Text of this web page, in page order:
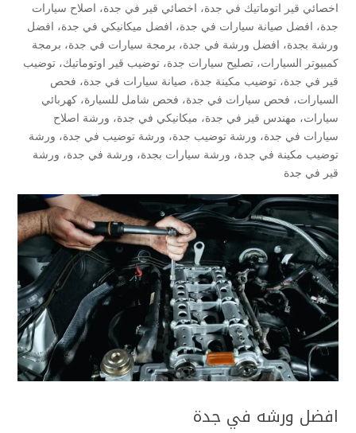
اخصائي قير اتوماتيك في جدة، اخصائي قير في جدة، اصلاح سيارات
جدة، افضل صيانة سيارات في جدة، افضل ميكانيكي في جدة، افضل
ورشة بجدة، افضل ورشة في جدة، برمجة سيارات في جدة، برمجة
كمبيوتر السيارات، تصليح سيارات جدة، توضيب قير اوتوماتيك، توضيب
قير في جدة، توضيب مكينة جدة، صيانة سيارات في جدة، فحص
السيارات، فحص سيارات في جدة، فحص شامل للسيارة، كهربائي
سيارات، مهندس قير في جدة، ميكانيكي في جدة، ورشة اصلاح
سيارات في جدة، ورشة توضيب جدة، ورشة توضيب في جدة، ورشة
توضيب مكينة في جدة، ورشة سيارات بجدة، ورشة في جدة، ورشة
قير في جدة
افضل ورشه في جدة